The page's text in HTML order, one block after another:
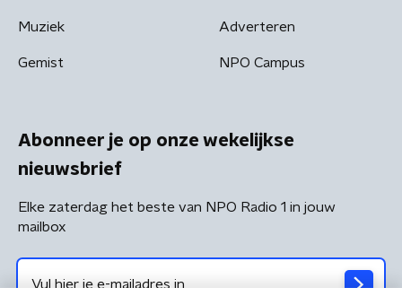
Muziek
Gemist
Adverteren
NPO Campus
Abonneer je op onze wekelijkse
nieuwsbrief
Elke zaterdag het beste van NPO Radio 1 in jouw
mailbox